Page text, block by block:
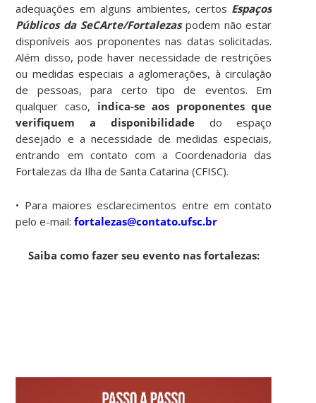
adequações em alguns ambientes, certos Espaços
Públicos da SeCArte/Fortalezas podem não estar
disponíveis aos proponentes nas datas solicitadas.
Além disso, pode haver necessidade derestrições
ou medidas especiais a aglomerações, à circulação
de pessoas, para certo tipo de eventos. Em
qualquer caso, indica-se aos proponentes que
verifiquem a disponibilidadedo espaço
desejado e a necessidade de medidas especiais,
entrando em contato com a Coordenadoria das
Fortalezas da Ilha de Santa Catarina (CFISC).
• Para maiores esclarecimentos entre em contato
pelo e-mail:fortalezas@contato.ufsc.br
Saiba como fazer seu evento nas fortalezas: